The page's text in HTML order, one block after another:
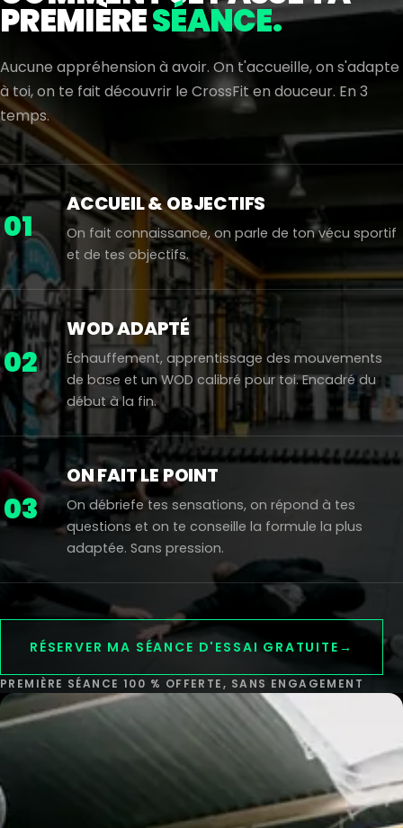
PREMIÈRESÉANCE.
Aucune appréhension à avoir. On t'accueille, on s'adapte
à toi, on te fait découvrir le CrossFit en douceur. En 3
temps.
01
ACCUEIL & OBJECTIFS
On fait connaissance, on parle de ton vécu sportif
et de tes objectifs.
02
WOD ADAPTÉ
Échauffement, apprentissage des mouvements
de base et un WOD calibré pour toi. Encadré du
début à la fin.
03
ON FAIT LE POINT
On débriefe tes sensations, on répond à tes
questions et on te conseille la formule la plus
adaptée. Sans pression.
RÉSERVER MA SÉANCE D'ESSAI GRATUITE →
PREMIÈRE SÉANCE 100 % OFFERTE, SANS ENGAGEMENT